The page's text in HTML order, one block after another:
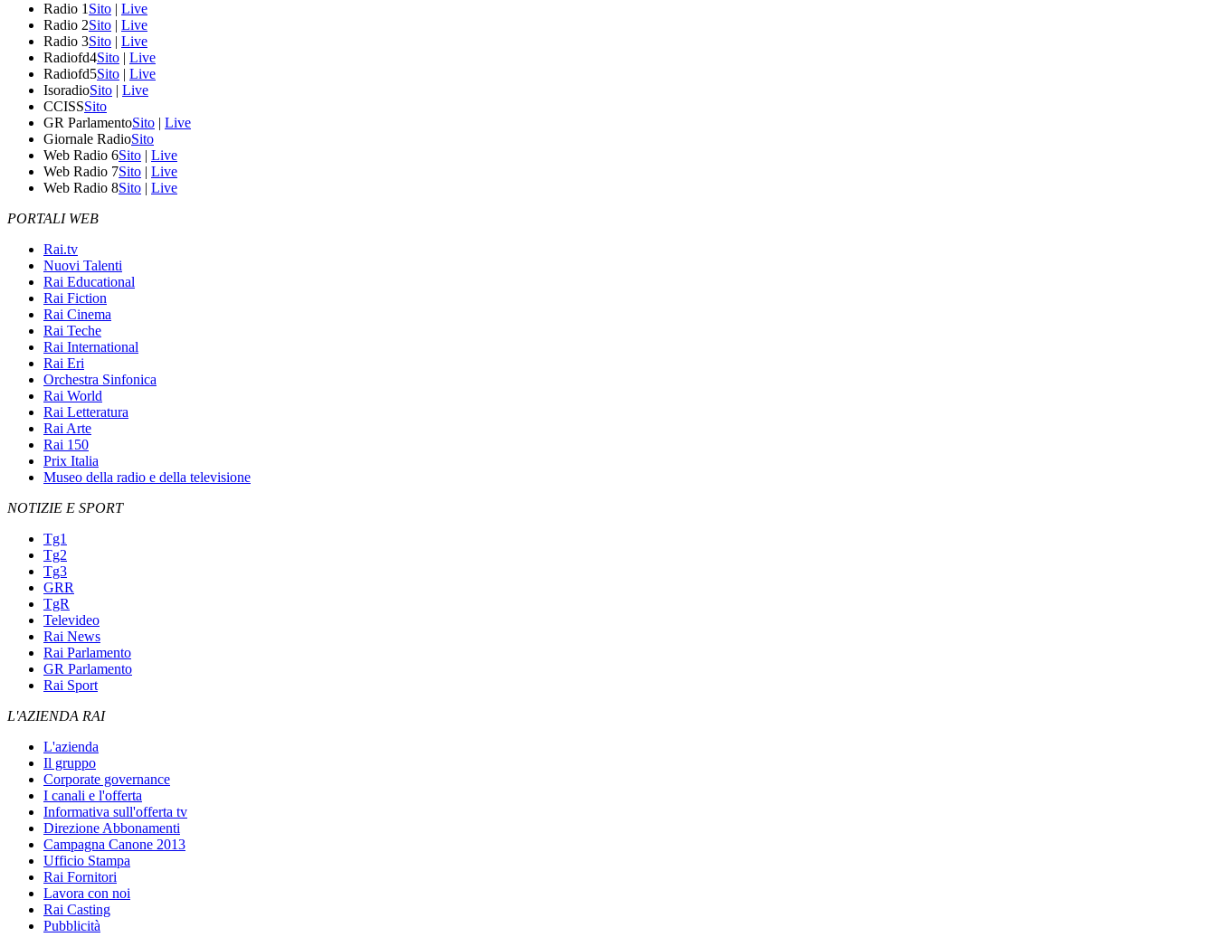
Radio 1 Sito | Live
Radio 2Sito | Live
Radio 3Sito | Live
Radiofd4Sito | Live
Radiofd5Sito | Live
IsoradioSito | Live
CCISSSito
GR ParlamentoSito | Live
Giornale RadioSito
Web Radio 6Sito | Live
Web Radio 7Sito | Live
Web Radio 8Sito | Live
PORTALI WEB
Rai.tv
Nuovi Talenti
Rai Educational
Rai Fiction
Rai Cinema
Rai Teche
Rai International
Rai Eri
Orchestra Sinfonica
Rai World
Rai Letteratura
Rai Arte
Rai 150
Prix Italia
Museo della radio e della televisione
NOTIZIE E SPORT
Tg1
Tg2
Tg3
GRR
TgR
Televideo
Rai News
Rai Parlamento
GR Parlamento
Rai Sport
L'AZIENDA RAI
L'azienda
Il gruppo
Corporate governance
I canali e l'offerta
Informativa sull'offerta tv
Direzione Abbonamenti
Campagna Canone 2013
Ufficio Stampa
Rai Fornitori
Lavora con noi
Rai Casting
Pubblicità